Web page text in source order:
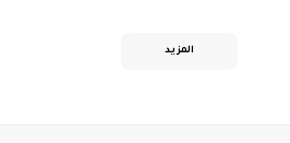
المزيد